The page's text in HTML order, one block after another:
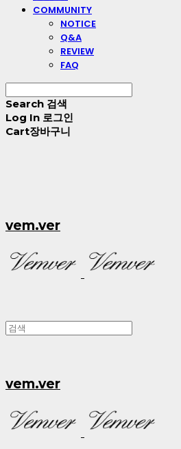
COMMUNITY
NOTICE
Q&A
REVIEW
FAQ
Search 검색
Log In 로그인
Cart장바구니
vem.ver
vem.ver